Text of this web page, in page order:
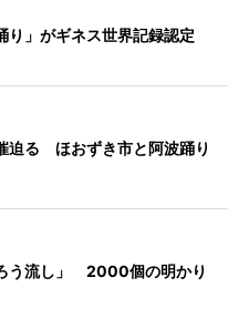
り」がギネス世界記録認定
迫る ほおずき市と阿波踊り
う流し」 2000個の明かり